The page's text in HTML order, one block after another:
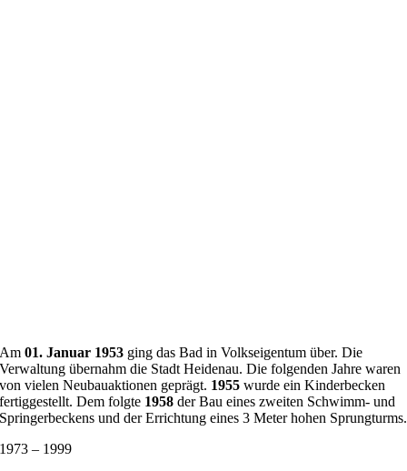
Am01. Januar 1953 ging das Bad in Volkseigentum über. Die
Verwaltung übernahm die Stadt Heidenau. Die folgenden Jahre waren
von vielen Neubauaktionen geprägt. 1955 wurde ein Kinderbecken
fertiggestellt. Dem folgte 1958der Bau eines zweiten Schwimm- und
Springerbeckens und der Errichtung eines 3 Meter hohen Sprungturms.
1973 – 1999